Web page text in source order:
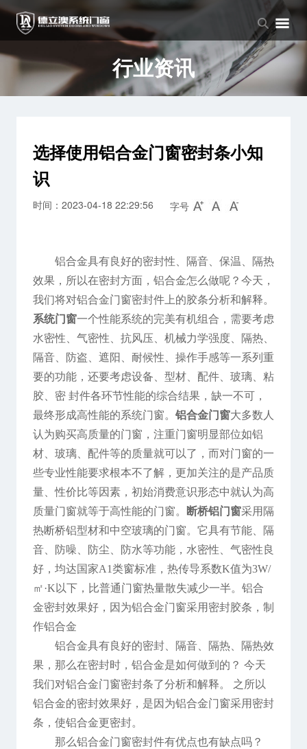
品牌中心
品牌介绍
企业文化
产品中心
窗系列
门系列
新闻中心
公司新闻
行业资讯
行业资讯
选择使用铝合金门窗密封条小知
识
时间：2023-04-18 22:29:56 字号
铝合金具有良好的密封性、隔音、保温、隔热
效果，所以在密封方面，铝合金怎么做呢？今天，
我们将对铝合金门窗密封件上的胶条分析和解释。
系统门窗一个性能系统的完美有机组合，需要考虑
水密性、气密性、抗风压、机械力学强度、隔热、
隔音、防盗、遮阳、耐候性、操作手感等一系列重
要的功能，还要考虑设备、型材、配件、玻璃、粘
胶、密 封件各环节性能的综合结果，缺一不可，
最终形成高性能的系统门窗。 铝合金门窗大多数人
认为购买高质量的门窗，注重门窗明显部位如铝
材、玻璃、配件等的质量就可以了，而对门窗的一
些专业性能要求根本不了解，更加关注的是产品质
量、性价比等因素，初始消费意识形态中就认为高
质量门窗就等于高性能的门窗。
断桥铝门窗采用隔
热断桥铝型材和中空玻璃的门窗。它具有节能、隔
音、防噪、防尘、防水等功能，水密性、气密性良
好，均达国家A1类窗标准，热传导系数K值为3W/
㎡·K以下，比普通门窗热量散失减少一半。铝合
金密封效果好，因为铝合金门窗采用密封胶条，制
作铝合金
铝合金具有良好的密封、隔音、隔热、隔热效
果，那么在密封时，铝合金是如何做到的？ 今天
我们对铝合金门窗密封条了分析和解释。 之所以
铝合金的密封效果好，是因为铝合金门窗采用密封
条，使铝合金更密封。
那么铝合金门窗密封件有优点也有缺点吗？